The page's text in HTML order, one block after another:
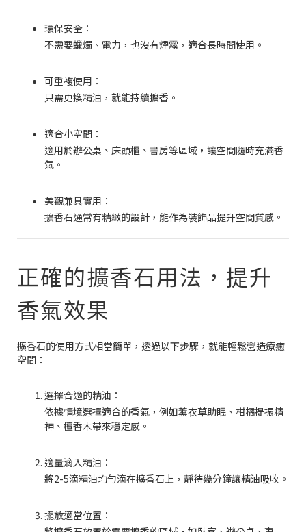
環保安全：
不需要蠟燭、電力，也沒有煙霧，適合長時間使用。
可重複使用：
只需更換精油，就能持續擴香。
適合小空間：
適用於辦公桌、床頭櫃、書房等區域，讓空間隨時充滿香
氣。
美觀兼具實用：
擴香石通常有精緻的設計，能作為裝飾品提升空間質感。
正確的擴香石用法，提升
香氣效果
擴香石的使用方式相當簡單，透過以下步驟，就能輕鬆營造療癒
空間：
選擇合適的精油：
依據情境選擇適合的香氣，例如薰衣草助眠、柑橘提振精
神、檀香木帶來穩定感。
適量滴入精油：
將2-5滴精油均勻滴在擴香石上，靜待幾分鐘讓精油吸收。
擺放適當位置：